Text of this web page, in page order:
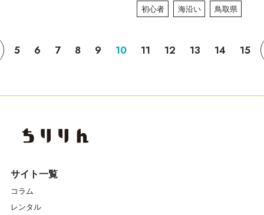
初心者 海沿い 鳥取県
5 6 7 8 9 10 11 12 13 14 15
サイト一覧
コラム
レンタル